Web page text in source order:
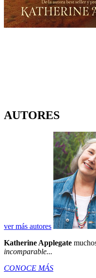
AUTORES
ver más autores
Katherine Applegate
incomparable...
CONOCE MÁS